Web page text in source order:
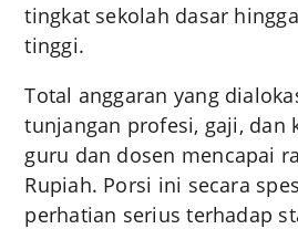
tingkat sekolah dasar
tinggi.
Total anggaran yang
tunjangan profesi, gaji, dan
guru dan dosen mencapai
Rupiah. Porsi ini secara
perhatian serius terhadap